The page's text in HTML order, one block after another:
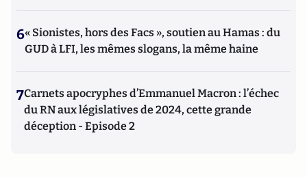
6« Sionistes, hors des Facs », soutien au Hamas : du
GUD à LFI, les mêmes slogans, la même haine
7Carnets apocryphes d’Emmanuel Macron : l’échec
du RN aux législatives de 2024, cette grande
déception - Episode 2